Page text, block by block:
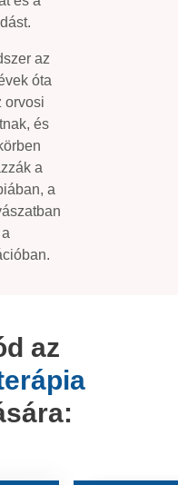
és a
az
óta
orvosi
és
a
a
az